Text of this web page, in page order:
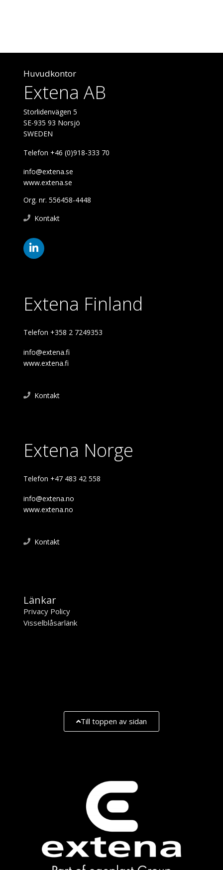
Huvudkontor
Extena AB
Storlidenvägen 5
SE-935 93 Norsjö
SWEDEN
Telefon +46 (0)918-333 70
info@extena.se
www.extena.se
Org. nr. 556458-4448
Kontakt
Extena Finland
Telefon +358 2 7249353
info@extena.fi
www.extena.fi
Kontakt
Extena Norge
Telefon +47 483 42 558
info@extena.no
www.extena.no
Kontakt
Länkar
Privacy Policy
Visselblåsarlänk
Till toppen av sidan